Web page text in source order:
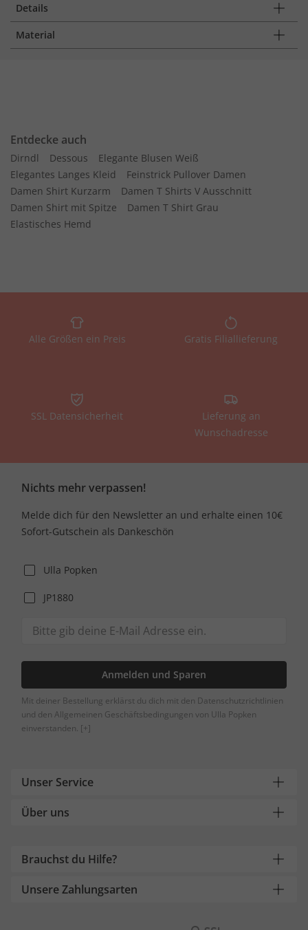
Details
Material
Entdecke auch
Dirndl Dessous
Elegante Blusen Weiß
Elegantes Langes Kleid
Feinstrick Pullover Damen
Damen Shirt Kurzarm
Damen T Shirts V Ausschnitt
Damen Shirt mit Spitze
Damen T Shirt Grau
Elastisches Hemd
Alle Größen ein Preis Gratis Filiallieferung
SSL Datensicherheit
Lieferung an
Wunschadresse
Nichts mehr verpassen!
Melde dich für den Newsletter an und erhalte einen 10€
Sofort-Gutschein als Dankeschön
Ulla Popken
JP1880
Anmelden und Sparen
Mit deiner Bestellung erklärst du dich mit den Datenschutzrichtlinien
und den Allgemeinen Geschäftsbedingungen von Ulla Popken
einverstanden. [+]
Unser Service
Über uns
Brauchst du Hilfe?
Unsere Zahlungsarten